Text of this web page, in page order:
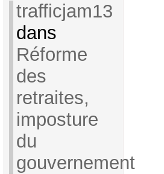
trafficjam13
dans
Réforme
des
retraites,
imposture
du
gouvernement